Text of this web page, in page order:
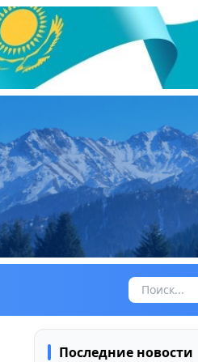
Последние новости